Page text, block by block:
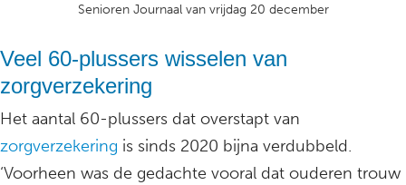
Senioren Journaal van vrijdag 20 december
Veel 60-plussers wisselen van
zorgverzekering
Het aantal 60-plussers dat overstapt van
zorgverzekering is sinds 2020 bijna verdubbeld.
‘Voorheen was de gedachte vooral dat ouderen trouw